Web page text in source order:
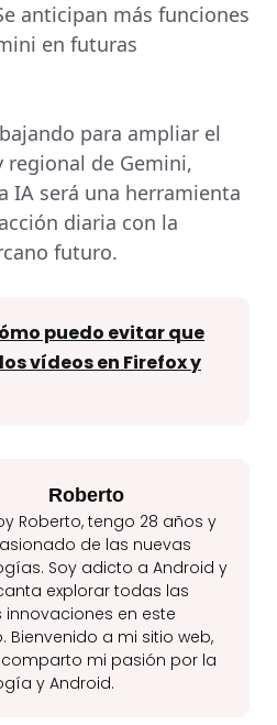
anticipan más funciones
en futuras
para ampliar el
de Gemini,
IA será una herramienta
diaria con la
futuro.
puedo evitar que
vídeos en Firefox y
Roberto
Roberto, tengo 28 años y
de las nuevas
Soy adicto a Android y
explorar todas las
innovaciones en este
Bienvenido a mi sitio web,
mi pasión por la
y Android.